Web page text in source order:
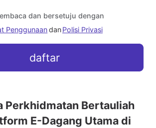
dan bersetuju dengan
PenggunaandanPolisi Privasi
daftar
Perkhidmatan Bertauliah
E-Dagang Utama di